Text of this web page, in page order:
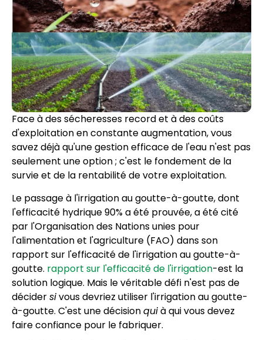
Face à des sécheresses record et à des coûts
d'exploitation en constante augmentation, vous
savez déjà qu'une gestion efficace de l'eau n'est pas
seulement une option ; c'est le fondement de la
survie et de la rentabilité de votre exploitation.
Le passage à l'irrigation au goutte-à-goutte, dont
l'efficacité hydrique 90% a été prouvée, a été cité
par l'Organisation des Nations unies pour
l'alimentation et l'agriculture (FAO) dans son
rapport sur l'efficacité de l'irrigation au goutte-à-
goutte. rapport sur l'efficacité de l'irrigation-est la
solution logique. Mais le véritable défi n'est pas de
décidersivous devriez utiliser l'irrigation au goutte-
à-goutte. C'est une décisionquià qui vous devez
faire confiance pour le fabriquer.